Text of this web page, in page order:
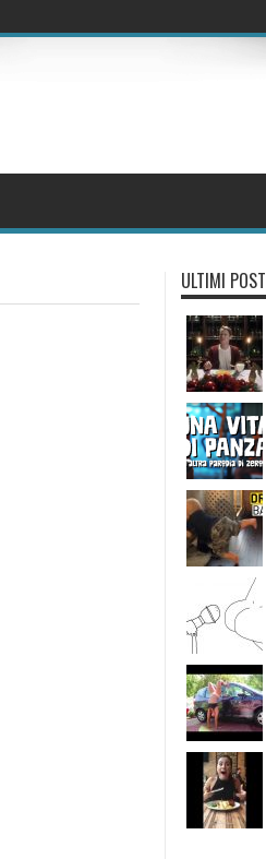
ULTIMI POST